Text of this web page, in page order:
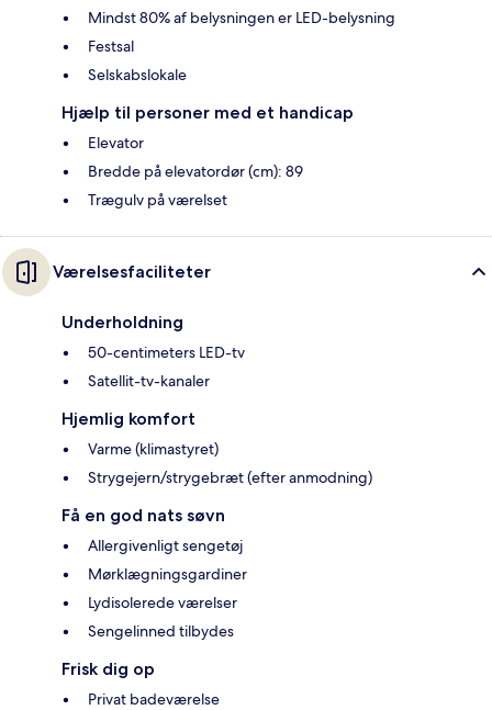
Mindst 80% af belysningen er LED-belysning
Festsal
Selskabslokale
Hjælp til personer med et handicap
Elevator
Bredde på elevatordør (cm): 89
Trægulv på værelset
Værelsesfaciliteter
Underholdning
50-centimeters LED-tv
Satellit-tv-kanaler
Hjemlig komfort
Varme (klimastyret)
Strygejern/strygebræt (efter anmodning)
Få en god nats søvn
Allergivenligt sengetøj
Mørklægningsgardiner
Lydisolerede værelser
Sengelinned tilbydes
Frisk dig op
Privat badeværelse